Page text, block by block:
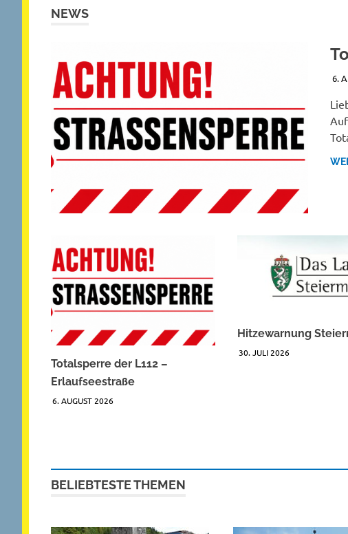
NEWS
6.
Totalsperre der L112 –
Erlaufseestraße
6. AUGUST 2026
Hitzewarnung
30. JULI 2026
BELIEBTESTE THEMEN